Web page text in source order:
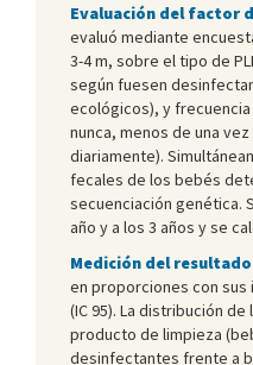
Evaluación del factor
evaluó mediante
3-4 m, sobre el tipo de
según fuesen
ecológicos), y
nunca, menos de una
diariamente).
fecales de los bebés
secuenciación genética.
año y a los 3 años y se
Medición del
en proporciones con
(IC 95). La distribución
producto de limpieza
desinfectantes frente a